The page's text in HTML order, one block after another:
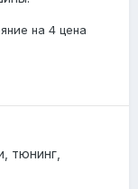
на 4 цена
тюнинг,